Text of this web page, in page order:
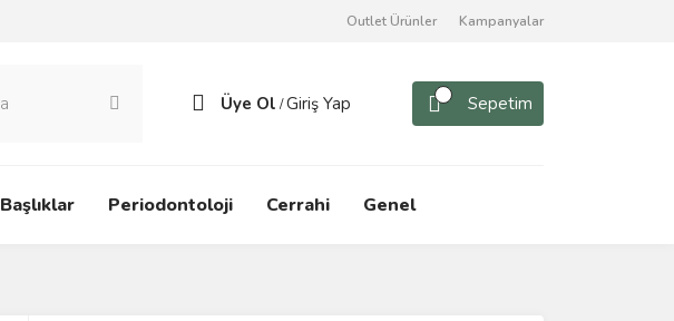
Outlet Ürünler Kampanyalar
Üye Ol /Giriş Yap Sepetim
Başlıklar Periodontoloji Cerrahi Genel